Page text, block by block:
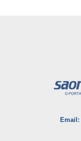
Email: